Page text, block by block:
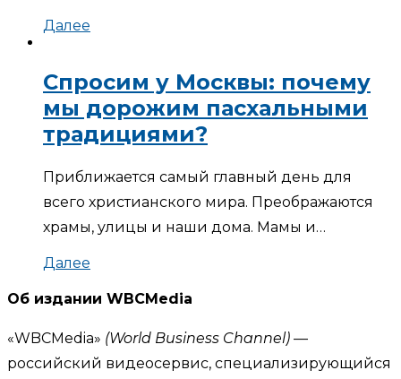
Далее
Спросим у Москвы: почему
мы дорожим пасхальными
традициями?
Приближается самый главный день для
всего христианского мира. Преображаются
храмы, улицы и наши дома. Мамы и…
Далее
Об издании WBCMedia
«WBCMedia» (World Business Channel) —
российский видеосервис, специализирующийся